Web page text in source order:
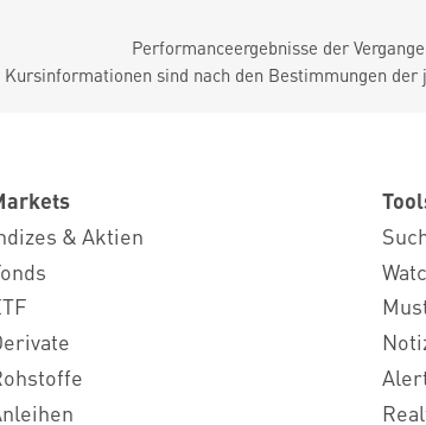
Performanceergebnisse der
Kursinformationen sind nach den Bestimmungen
& Aktien